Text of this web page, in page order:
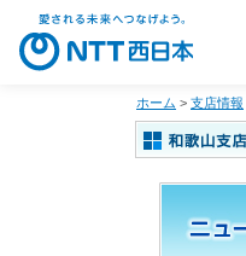
ホーム > 支店情報